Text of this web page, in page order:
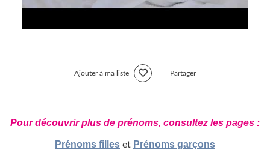
Ajouter à ma liste Partager
Pour découvrir plus de prénoms, consultez les pages :
Prénoms filles et Prénoms garçons